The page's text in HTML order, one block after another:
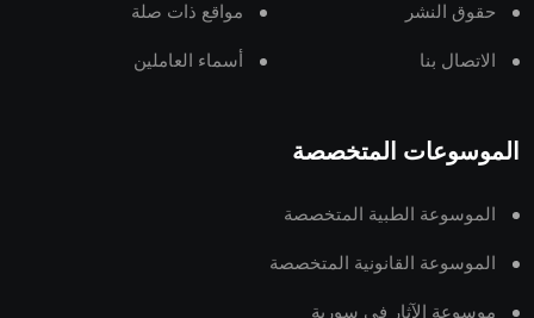
حقوق النشر مواقع ذات صلة
الاتصال بنا أسماء العاملين
الموسوعات المتخصصة
الموسوعة الطبية المتخصصة
الموسوعة القانونية المتخصصة
موسوعة الآثار في سورية